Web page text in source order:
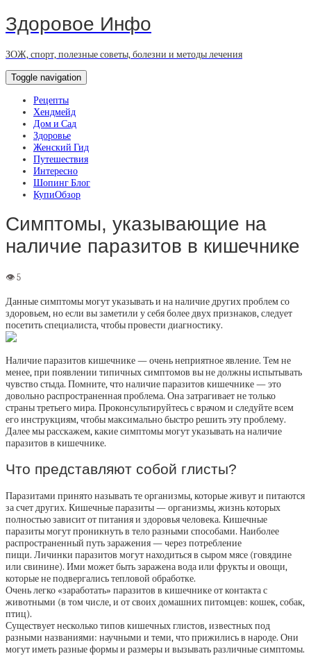
Здоровое Инфо
ЗОЖ, спорт, полезные советы, болезни и методы лечения
Toggle navigation
Рецепты
Хендмейд
Дом и Сад
Здоровье
Женский Гид
Путешествия
Интересно
Шопинг Блог
КупиОбзор
Симптомы, указывающие на
наличие паразитов в кишечнике
Данные симптомы могут указывать и на наличие других проблем со
здоровьем, но если вы заметили у себя более двух признаков, следует
посетить специалиста, чтобы провести диагностику.
Наличие паразитов кишечнике — очень неприятное явление. Тем не
менее, при появлении типичных симптомов вы не должны испытывать
чувство стыда. Помните, что наличие паразитов кишечнике — это
довольно распространенная проблема. Она затрагивает не только
страны третьего мира. Проконсультируйтесь с врачом и следуйте всем
его инструкциям, чтобы максимально быстро решить эту проблему.
Далее мы расскажем, какие симптомы могут указывать на наличие
паразитов в кишечнике.
Что представляют собой глисты?
Паразитами принято называть те организмы, которые живут и питаются
за счет других. Кишечные паразиты — организмы, жизнь которых
полностью зависит от питания и здоровья человека. Кишечные
паразиты могут проникнуть в тело разными способами. Наиболее
распространенный путь заражения — через потребление
пищи. Личинки паразитов могут находиться в сыром мясе (говядине
или свинине). Ими может быть заражена вода или фрукты и овощи,
которые не подвергались тепловой обработке.
Очень легко «заработать» паразитов в кишечнике от контакта с
животными (в том числе, и от своих домашних питомцев: кошек, собак,
птиц).
Существует несколько типов кишечных глистов, известных под
разными названиями: научными и теми, что прижились в народе. Они
могут иметь разные формы и размеры и вызывать различные симптомы.